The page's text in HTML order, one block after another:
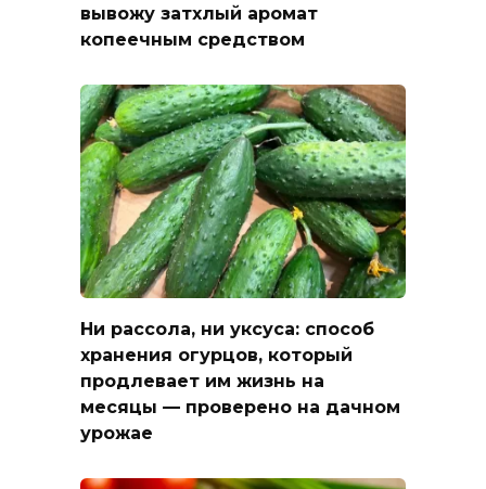
вывожу затхлый аромат
копеечным средством
Ни рассола, ни уксуса: способ
хранения огурцов, который
продлевает им жизнь на
месяцы — проверено на дачном
урожае